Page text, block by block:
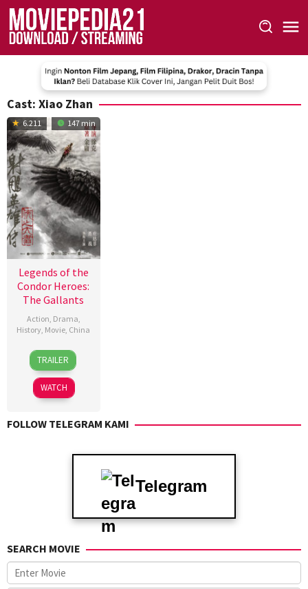
Skip
content
Cast: Xiao Zhan
6.211 147 min
Legends of the
Condor Heroes:
The Gallants
Action Drama
History Movie China
29
Jan
2025
Tsui
Hark
TRAILER
WATCH
FOLLOW TELEGRAM KAMI
Telegram
SEARCH MOVIE